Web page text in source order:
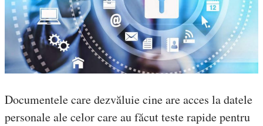
Documentele care dezvăluie cine are acces la datele
personale ale celor care au făcut teste rapide pentru